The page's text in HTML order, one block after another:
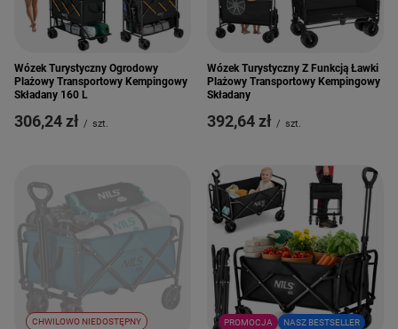
Wózek Turystyczny Ogrodowy
Plażowy Transportowy Kempingowy
Składany 160 L
306,24 zł / szt.
Wózek Turystyczny Z Funkcją Ławki
Plażowy Transportowy Kempingowy
Składany
392,64 zł / szt.
CHWILOWO NIEDOSTĘPNY PROMOCJA NASZ BESTSELLER